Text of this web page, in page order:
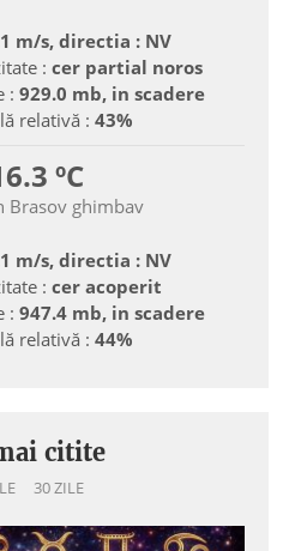
m/s, directia : NV
: cer partial noros
: 929.0 mb, in scadere
relativă : 43%
ºC
Brasov ghimbav
m/s, directia : NV
: cer acoperit
: 947.4 mb, in scadere
relativă : 44%
citite
30 ZILE